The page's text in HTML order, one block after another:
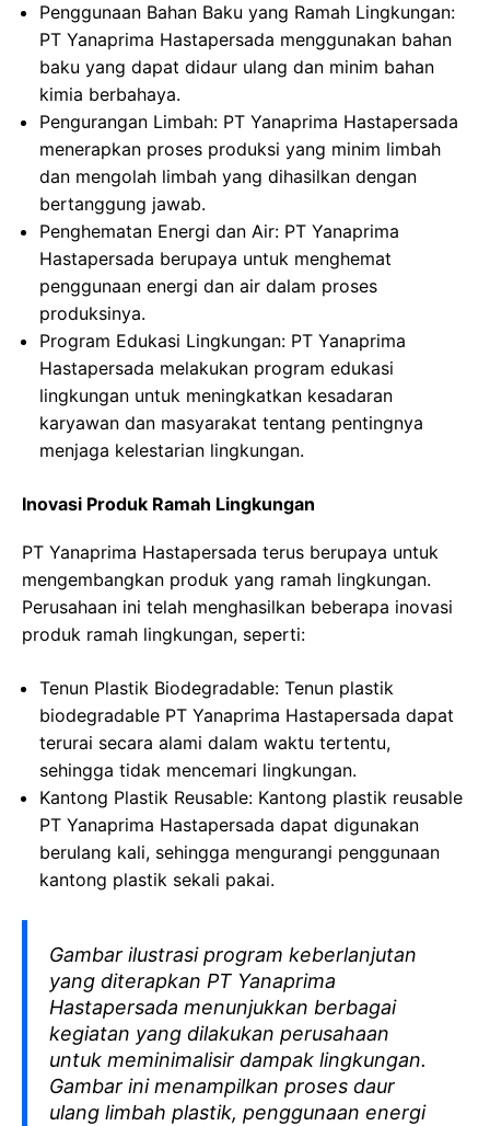
Penggunaan Bahan Baku yang Ramah Lingkungan:
PT Yanaprima Hastapersada menggunakan bahan
baku yang dapat didaur ulang dan minim bahan
kimia berbahaya.
Pengurangan Limbah: PT Yanaprima Hastapersada
menerapkan proses produksi yang minim limbah
dan mengolah limbah yang dihasilkan dengan
bertanggung jawab.
Penghematan Energi dan Air: PT Yanaprima
Hastapersada berupaya untuk menghemat
penggunaan energi dan air dalam proses
produksinya.
Program Edukasi Lingkungan: PT Yanaprima
Hastapersada melakukan program edukasi
lingkungan untuk meningkatkan kesadaran
karyawan dan masyarakat tentang pentingnya
menjaga kelestarian lingkungan.
Inovasi Produk Ramah Lingkungan
PT Yanaprima Hastapersada terus berupaya untuk
mengembangkan produk yang ramah lingkungan.
Perusahaan ini telah menghasilkan beberapa inovasi
produk ramah lingkungan, seperti:
Tenun Plastik Biodegradable: Tenun plastik
biodegradable PT Yanaprima Hastapersada dapat
terurai secara alami dalam waktu tertentu,
sehingga tidak mencemari lingkungan.
Kantong Plastik Reusable: Kantong plastik reusable
PT Yanaprima Hastapersada dapat digunakan
berulang kali, sehingga mengurangi penggunaan
kantong plastik sekali pakai.
Gambar ilustrasi program keberlanjutan
yang diterapkan PT Yanaprima
Hastapersada menunjukkan berbagai
kegiatan yang dilakukan perusahaan
untuk meminimalisir dampak lingkungan.
Gambar ini menampilkan proses daur
ulang limbah plastik, penggunaan energi